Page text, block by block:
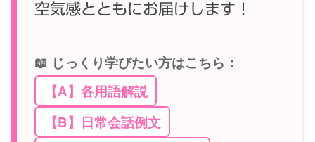
空気感とともにお届けします！
📖 じっくり学びたい方はこちら：
【A】各用語解説
【B】日常会話例文